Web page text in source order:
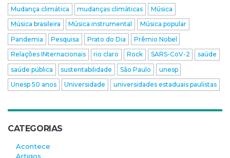
Mudança climática
mudanças climáticas
Música
Música brasileira
Música instrumental
Música popular
Pandemia
Pesquisa Prato do Dia
Prêmio Nobel
Relações INternacionais
rio claro Rock SARS-CoV-2
saúde
saúde pública
sustentabilidade São Paulo
unesp
Unesp 50 anos
Universidade universidades estaduais paulistas
CATEGORIAS
Acontece
Artigos